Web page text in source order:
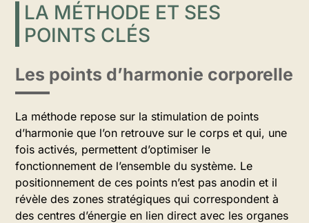
LA MÉTHODE ET SES
POINTS CLÉS
Les points d’harmonie corporelle
La méthode repose sur la stimulation de points
d’harmonie que l’on retrouve sur le corps et qui, une
fois activés, permettent d’optimiser le
fonctionnement de l’ensemble du système. Le
positionnement de ces points n’est pas anodin et il
révèle des zones stratégiques qui correspondent à
des centres d’énergie en lien direct avec les organes